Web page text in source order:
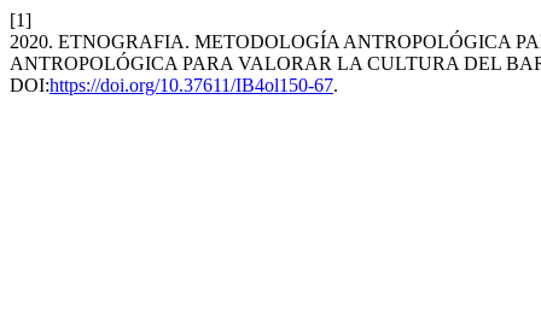
[1]
2020. ETNOGRAFIA. METODOLOGÍA ANTROPOLÓGICA
ANTROPOLÓGICA PARA VALORAR LA CULTURA DEL
DOI:https://doi.org/10.37611/IB4ol150-67.